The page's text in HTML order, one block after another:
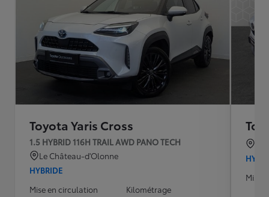
Toyota Yaris Cross
1.5 HYBRID 116H TRAIL AWD PANO TECH
Le Château-d'Olonne
HYBRIDE
Mise en circulation
Kilométrage
Mise